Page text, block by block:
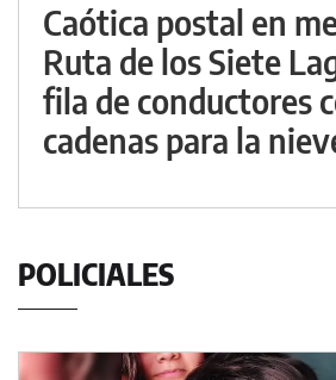
Caótica postal en
Ruta de los Siete
fila de conductores
cadenas para la
POLICIALES